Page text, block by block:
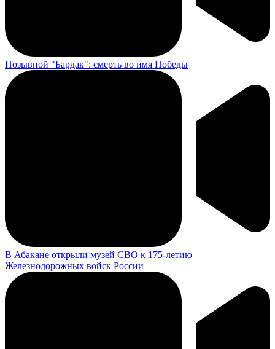
Позывной "Бардак": смерть во имя Победы
В Абакане открыли музей СВО к 175-летию
Железнодорожных войск России